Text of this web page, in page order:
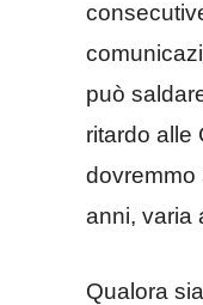
può
ritardo alle
dovremmo
anni, varia
Qualora